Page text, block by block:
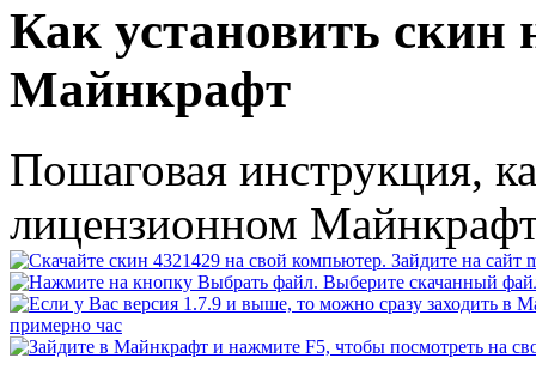
Как установить скин
Майнкрафт
Пошаговая инструкция,
лицензионном